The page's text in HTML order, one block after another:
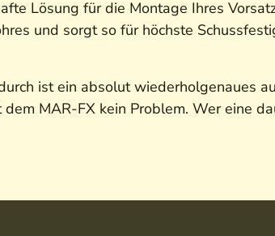
Lösung für die Montage Ihres
und sorgt so für höchste
ist ein absolut wiederholgenaues
MAR-FX kein Problem. Wer eine